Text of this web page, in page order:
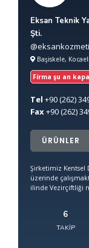
Eksan Teknik
Şti.
Başiskele, Kocaeli
Firma şu an
Tel +90(262)
Fax+90(262)
ÜRÜNLER
Şirketimiz Kentsel
üzerinde
ilinde Vezirçiftliği
6
TAKIP